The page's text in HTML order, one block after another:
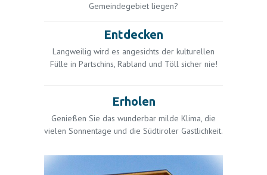
Gemeindegebiet liegen?
Entdecken
Langweilig wird es angesichts der kulturellen
Fülle in Partschins, Rabland und Töll sicher nie!
Erholen
Genießen Sie das wunderbar milde Klima, die
vielen Sonnentage und die Südtiroler Gastlichkeit.